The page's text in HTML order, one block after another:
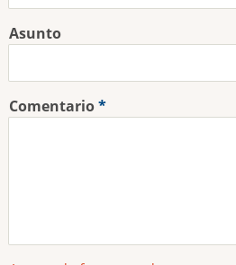
Asunto
Comentario